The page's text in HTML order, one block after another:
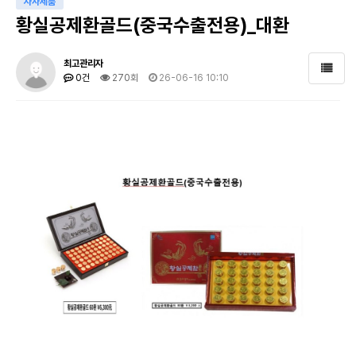
황실공제환골드(중국수출전용)_대환
최고관리자
0건
270회 26-06-16 10:10